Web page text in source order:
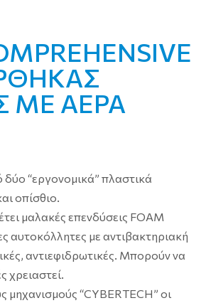
ΜΕ ΑΕΡΑ
δύο “εργονομικά” πλαστικά
οπίσθιο.
μαλακές επενδύσεις FOAM
αυτοκόλλητες με αντιβακτηριακή
αντιεφιδρωτικές. Μπορούν να
χρειαστεί.
μηχανισμούς “CYBERTECH” οι